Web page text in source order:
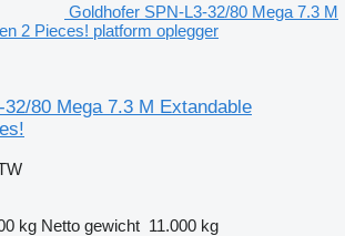
Goldhofer SPN-L3-32/80 Mega 7.3 M
2 Pieces! platform oplegger
80 Mega 7.3 M Extandable
kg Netto gewicht 11.000 kg